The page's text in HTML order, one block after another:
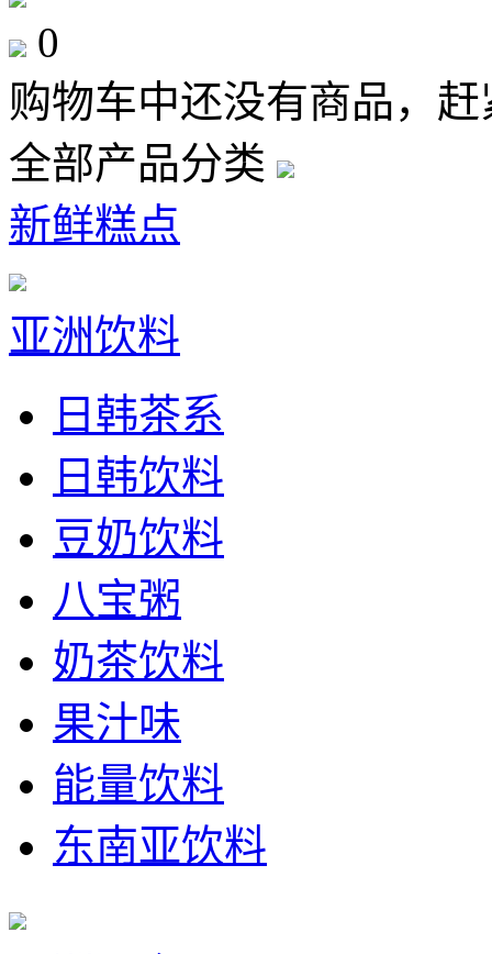
0
购物车中还没有商品，
全部产品分类
新鲜糕点
亚洲饮料
日韩茶系
日韩饮料
豆奶饮料
八宝粥
奶茶饮料
果汁味
能量饮料
东南亚饮料